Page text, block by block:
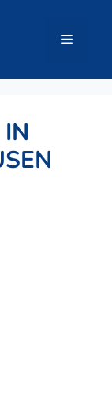
Menü